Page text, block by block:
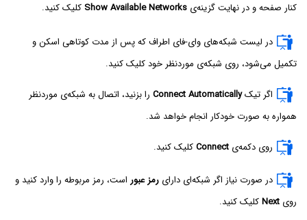
کنار صفحه و در نهایت گزینه‌ی Show Available Networks کلیک کنید.
در لیست شبکه‌های وای-فای اطراف که پس از مدت کوتاهی اسکن و
تکمیل می‌شود، روی شبکه‌ی موردنظر خود کلیک کنید.
اگر تیکConnect Automatically را بزنید، اتصال به شبکه‌ی موردنظر
همواره به صورت خودکار انجام خواهد شد.
روی دکمه‌ی Connectکلیک کنید.
در صورت نیاز اگر شبکه‌ای دارای رمز عبوراست، رمز مربوطه را وارد کنید و
روی Nextکلیک کنید.